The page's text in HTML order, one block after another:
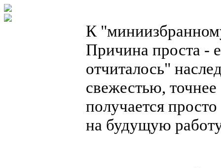
К
Причина проста -
отчиталось"
свежестью,
получается
на будущую